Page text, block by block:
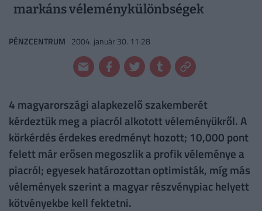
markáns véleménykülönbségek
PÉNZCENTRUM 2004. január 30. 11:28
4 magyarországi alapkezelő szakemberét
kérdeztük meg a piacról alkotott véleményükről. A
körkérdés érdekes eredményt hozott; 10,000 pont
felett már erősen megoszlik a profik véleménye a
piacról; egyesek határozottan optimisták, míg más
vélemények szerint a magyar részvénypiac helyett
kötvényekbe kell fektetni.